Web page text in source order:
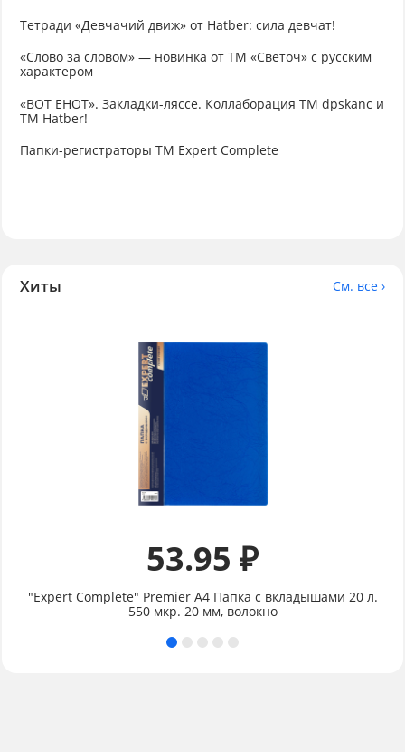
Тетради «Девчачий движ» от Hatber: сила девчат!
«Слово за словом» — новинка от ТМ «Светоч» с русским
характером
«ВОТ ЕНОТ». Закладки-ляссе. Коллаборация TM dpskanc и
ТМ Hatber!
Папки-регистраторы ТМ Expert Complete
Хиты См. все ›
53.95 ₽
"Expert Complete" Premier А4 Папка с вкладышами 20 л.
550 мкр. 20 мм, волокно